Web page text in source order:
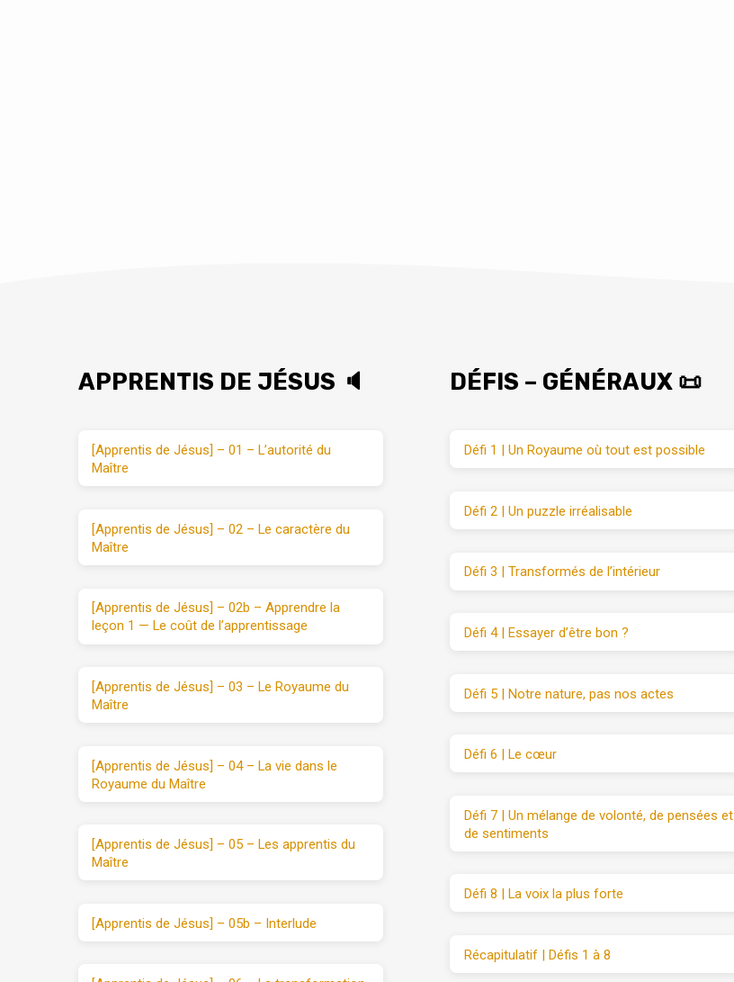
APPRENTIS DE JÉSUS 🔈
[Apprentis de Jésus] – 01 – L’autorité du
Maître
[Apprentis de Jésus] – 02 – Le caractère du
Maître
[Apprentis de Jésus] – 02b – Apprendre la
leçon 1 — Le coût de l’apprentissage
[Apprentis de Jésus] – 03 – Le Royaume du
Maître
[Apprentis de Jésus] – 04 – La vie dans le
Royaume du Maître
[Apprentis de Jésus] – 05 – Les apprentis du
Maître
[Apprentis de Jésus] – 05b – Interlude
DÉFIS – GÉNÉRAUX 📜
Défi 1 | Un Royaume où tout est possible
Défi 2 | Un puzzle irréalisable
Défi 3 | Transformés de l’intérieur
Défi 4 | Essayer d’être bon ?
Défi 5 | Notre nature, pas nos actes
Défi 6 | Le cœur
Défi 7 | Un mélange de volonté, de pensées et
de sentiments
Défi 8 | La voix la plus forte
Récapitulatif | Défis 1 à 8